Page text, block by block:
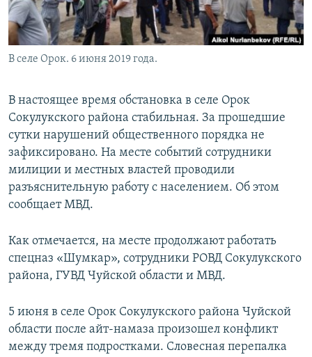
В селе Орок. 6 июня 2019 года.
В настоящее время обстановка в селе Орок
Сокулукского района стабильная. За прошедшие
сутки нарушений общественного порядка не
зафиксировано. На месте событий сотрудники
милиции и местных властей проводили
разъяснительную работу с населением. Об этом
сообщает МВД.
Как отмечается, на месте продолжают работать
спецназ «Шумкар», сотрудники РОВД Сокулукского
района, ГУВД Чуйской области и МВД.
5 июня в селе Орок Сокулукского района Чуйской
области после айт-намаза произошел конфликт
между тремя подростками. Словесная перепалка